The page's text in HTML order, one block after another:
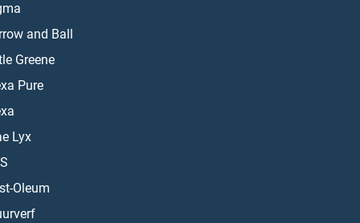
and Ball
Greene
Pure
Lyx
Oleum